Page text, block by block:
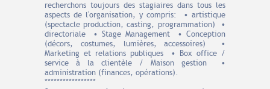
recherchons toujours des stagiaires dans tous les
aspects de l'organisation, y compris: • artistique
(spectacle production, casting, programmation) •
directoriale • Stage Management • Conception
(décors, costumes, lumières, accessoires) •
Marketing et relations publiques • Box office /
service à la clientèle / Maison gestion •
administration (finances, opérations).
*****************